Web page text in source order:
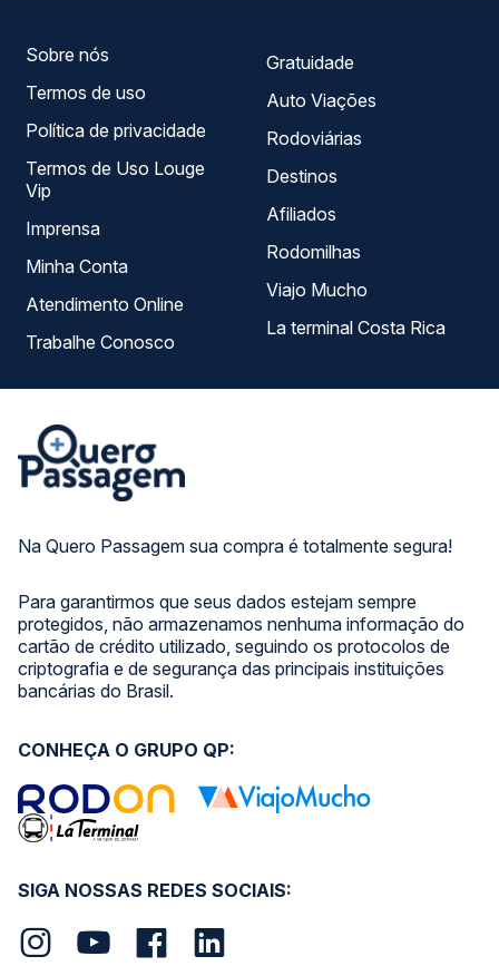
Na Quero Passagem sua compra é totalmente segura!
Para garantirmos que seus dados estejam sempre
protegidos, não armazenamos nenhuma informação do
cartão de crédito utilizado, seguindo os protocolos de
criptografia e de segurança das principais instituições
bancárias do Brasil.
Sobre nós
Termos de uso
Política de privacidade
Termos de Uso Louge
Vip
Imprensa
Minha Conta
Atendimento Online
Trabalhe Conosco
Gratuidade
Auto Viações
Rodoviárias
Destinos
Afiliados
Rodomilhas
Viajo Mucho
La terminal Costa Rica
SIGA NOSSAS REDES SOCIAIS:
CONHEÇA O GRUPO QP: